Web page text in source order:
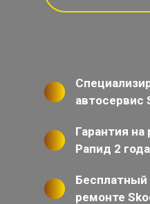
автосервис
Гарантия
Рапид 2 года
Бесплатный
ремонте